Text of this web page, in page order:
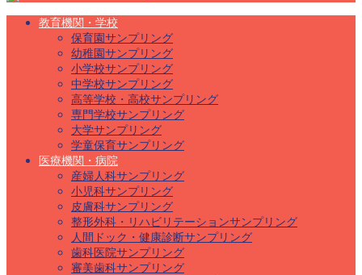
教育機関・学校
保育園サンプリング
幼稚園サンプリング
小学校サンプリング
中学校サンプリング
高等学校・高校サンプリング
専門学校サンプリング
大学サンプリング
学童保育サンプリング
医療機関・病院
産婦人科サンプリング
小児科サンプリング
皮膚科サンプリング
整形外科・リハビリテーションサンプリング
人間ドック・健康診断サンプリング
歯科医院サンプリング
審美歯科サンプリング